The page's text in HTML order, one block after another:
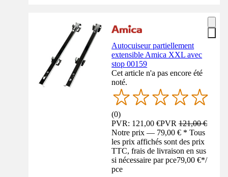
Autocuiseur partiellement
extensible Amica XXL avec
stop 00159
Cet article n'a pas encore été
noté.
(0)
PVR: 121,00 €PVR121,00 €
Notre prix — 79,00 € * Tous
les prix affichés sont des prix
TTC, frais de livraison en sus
si nécessaire par pce79,00 €*/
pce